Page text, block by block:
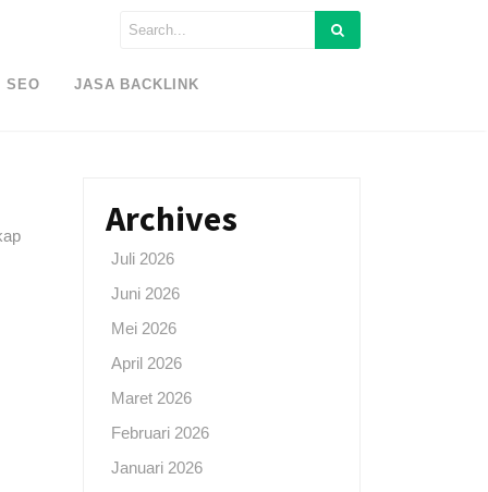
SEO JASA BACKLINK
Archives
Juli 2026
Juni 2026
Mei 2026
April 2026
Maret 2026
Februari 2026
Januari 2026